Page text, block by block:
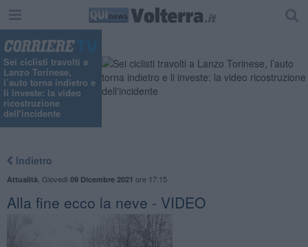
Sei ciclisti travolti a
Lanzo Torinese,
l’auto torna indietro e
li investe: la video
ricostruzione
dell'incidente
Indietro
Attualità Giovedì 09 Dicembre 2021 ore 17:15
Alla fine ecco la neve - VIDEO